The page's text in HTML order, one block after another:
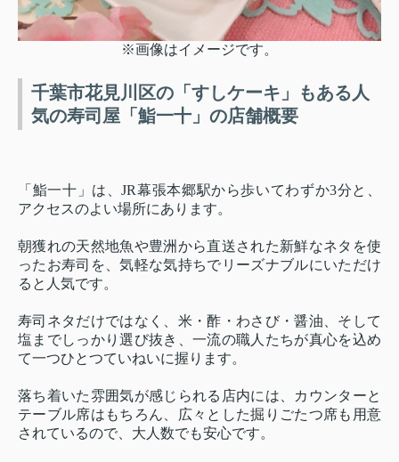
※画像はイメージです。
千葉市花見川区の「すしケーキ」もある人
気の寿司屋「鮨一十」の店舗概要
「鮨一十」は、JR幕張本郷駅から歩いてわずか3分と、
アクセスのよい場所にあります。
朝獲れの天然地魚や豊洲から直送された新鮮なネタを使
ったお寿司を、気軽な気持ちでリーズナブルにいただけ
ると人気です。
寿司ネタだけではなく、米・酢・わさび・醤油、そして
塩までしっかり選び抜き、一流の職人たちが真心を込め
て一つひとつていねいに握ります。
落ち着いた雰囲気が感じられる店内には、カウンターと
テーブル席はもちろん、広々とした掘りごたつ席も用意
されているので、大人数でも安心です。